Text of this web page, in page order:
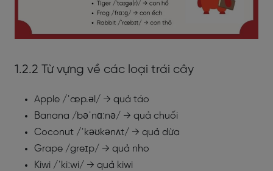
1.2.2 Từ vựng về các loại trái cây
Apple /ˈæp.əl/ → quả táo
Banana /bəˈnɑːnə/ → quả chuối
Coconut /ˈkəʊkənʌt/ → quả dừa
Grape /greɪp/ → quả nho
Kiwi /ˈkiːwi/ → quả kiwi